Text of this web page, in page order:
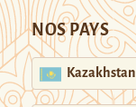
NOS PAYS
Kazakhstan